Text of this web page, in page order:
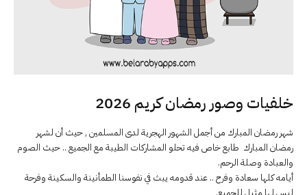
خلفيات وصور رمضان كريم 2026
شهر رمضان المبارك من أجمل الشهور الهجرية لدى المسلمين , حيث أن لشهر
رمضان المبارك طابع خاص فيه تحلو المشاركات الطيبة مع الجميع .. حيث الصوم
والعبادة وصلة الرحم.
أيامه كلها سعادة وفرح .. عند قدومه يبث في نفوسنا الطمأنينة والسكينة وفرحة
ليس لها مثيل للجميع.